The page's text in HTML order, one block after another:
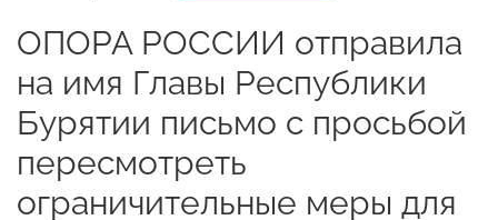
ОПОРА РОССИИ отправила
на имя Главы Республики
Бурятии письмо с просьбой
пересмотреть
ограничительные меры для